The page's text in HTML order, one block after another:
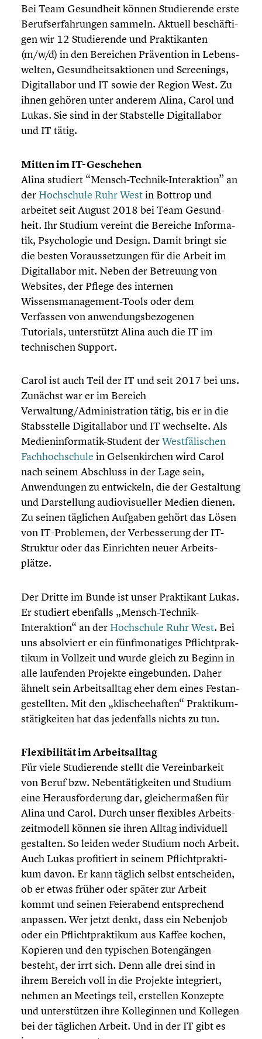
Bei Team Gesund­heit können Studie­rende erste
Berufs­er­fah­run­gen sammeln. Aktuell beschäf­ti­
gen wir 12 Studie­rende und Prakti­kan­ten
(m/w/d) in den Bereichen Präven­tion in Lebens­
wel­ten, Gesund­heits­ak­tio­nen und Scree­nings,
Digital­la­bor und IT sowie der Region West. Zu
ihnen gehören unter anderem Alina, Carol und
Lukas. Sie sind in der Stabstelle Digital­la­bor
und IT tätig.
Mitten im IT-Geschehen
Alina studiert “Mensch-Technik-Interaktion” an
der Hochschule Ruhr Westin Bottrop und
arbeitet seit August 2018 bei Team Gesund­
heit. Ihr Studium vereint die Bereiche Infor­ma­
tik, Psycho­lo­gie und Design. Damit bringt sie
die besten Voraus­set­zun­gen für die Arbeit im
Digital­la­bor mit. Neben der Betreuung von
Websites, der Pflege des internen
Wissensmanagement-Tools oder dem
Verfassen von anwen­dungs­be­zo­ge­nen
Tutorials, unter­stützt Alina auch die IT im
techni­schen Support.
Carol ist auch Teil der IT und seit 2017 bei uns.
Zunächst war er im Bereich
Verwaltung/Administration tätig, bis er in die
Stabs­stelle Digital­la­bor und IT wechselte. Als
Medieninformatik-Student derWestfä­li­schen
Fachhoch­schule in Gelsen­kir­chen wird Carol
nach seinem Abschluss in der Lage sein,
Anwen­dun­gen zu entwi­ckeln, die der Gestal­tung
und Darstel­lung audio­vi­su­el­ler Medien dienen.
Zu seinen täglichen Aufgaben gehört das Lösen
von IT-Problemen, der Verbes­se­rung der IT-
Struktur oder das Einrich­ten neuer Arbeits­
plätze.
Der Dritte im Bunde ist unser Prakti­kant Lukas.
Er studiert ebenfalls „Mensch-Technik-
Interaktion“ an der Hochschule Ruhr West. Bei
uns absol­viert er ein fünfmo­na­ti­ges Pflicht­prak­
ti­kum in Vollzeit und wurde gleich zu Beginn in
alle laufenden Projekte einge­bun­den. Daher
ähnelt sein Arbeits­all­tag eher dem eines Festan­
ge­stell­ten. Mit den „klischee­haf­ten“ Prakti­kum­
s­tä­tig­kei­ten hat das jeden­falls nichts zu tun.
Flexi­bi­li­tät im Arbeits­all­tag
Für viele Studie­rende stellt die Verein­bar­keit
von Beruf bzw. Neben­tä­tig­kei­ten und Studium
eine Heraus­for­de­rung dar, gleicher­ma­ßen für
Alina und Carol. Durch unser flexibles Arbeits­
zeit­mo­dell können sie ihren Alltag indivi­du­ell
gestalten. So leiden weder Studium noch Arbeit.
Auch Lukas profi­tiert in seinem Pflicht­prak­ti­
kum davon. Er kann täglich selbst entschei­den,
ob er etwas früher oder später zur Arbeit
kommt und seinen Feier­abend entspre­chend
anpassen. Wer jetzt denkt, dass ein Nebenjob
oder ein Pflicht­prak­ti­kum aus Kaffee kochen,
Kopieren und den typischen Boten­gän­gen
besteht, der irrt sich. Denn alle drei sind in
ihrem Bereich voll in die Projekte integriert,
nehmen an Meetings teil, erstellen Konzepte
und unter­stüt­zen ihre Kolle­gin­nen und Kollegen
bei der täglichen Arbeit. Und in der IT gibt es